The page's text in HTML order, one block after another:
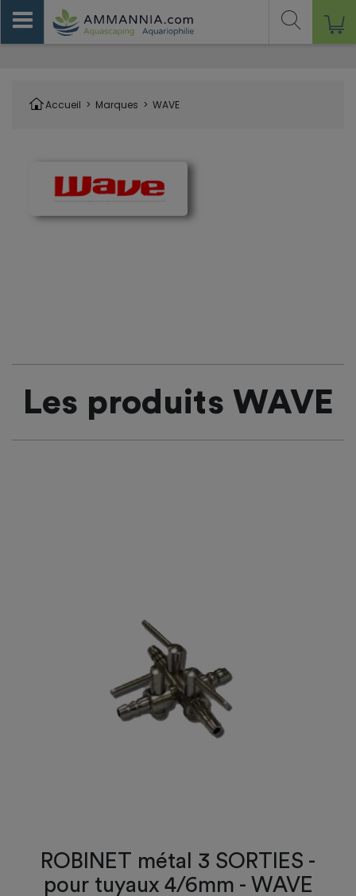
Accueil > Marques > WAVE
Les produits WAVE
ROBINET métal 3 SORTIES -
pour tuyaux 4/6mm - WAVE